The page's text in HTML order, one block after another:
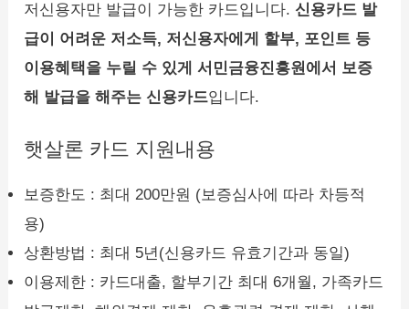
저신용자만 발급이 가능한 카드입니다. 신용카드 발
급이 어려운 저소득, 저신용자에게 할부, 포인트 등
이용혜택을 누릴 수 있게 서민금융진흥원에서 보증
해 발급을 해주는 신용카드입니다.
햇살론 카드 지원내용
보증한도 : 최대 200만원 (보증심사에 따라 차등적
용)
상환방법 : 최대 5년(신용카드 유효기간과 동일)
이용제한 : 카드대출, 할부기간 최대 6개월, 가족카드